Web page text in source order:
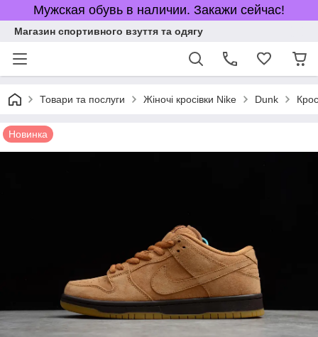
Мужская обувь в наличии. Закажи сейчас!
Магазин спортивного взуття та одягу
Товари та послуги Жіночі кросівки Nike Dunk
Новинка